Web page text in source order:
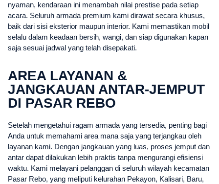
nyaman, kendaraan ini menambah nilai prestise pada setiap
acara. Seluruh armada premium kami dirawat secara khusus,
baik dari sisi eksterior maupun interior. Kami memastikan mobil
selalu dalam keadaan bersih, wangi, dan siap digunakan kapan
saja sesuai jadwal yang telah disepakati.
AREA LAYANAN &
JANGKAUAN ANTAR-JEMPUT
DI PASAR REBO
Setelah mengetahui ragam armada yang tersedia, penting bagi
Anda untuk memahami area mana saja yang terjangkau oleh
layanan kami. Dengan jangkauan yang luas, proses jemput dan
antar dapat dilakukan lebih praktis tanpa mengurangi efisiensi
waktu. Kami melayani pelanggan di seluruh wilayah kecamatan
Pasar Rebo, yang meliputi kelurahan Pekayon, Kalisari, Baru,